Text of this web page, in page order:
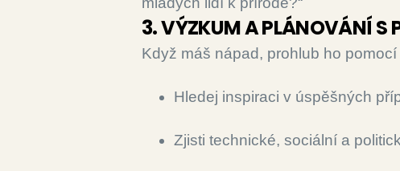
3. VÝZKUM A PLÁNOVÁNÍ S
Když máš nápad, prohlub ho
Hledej inspiraci v úspěšných
Zjisti technické, sociální a